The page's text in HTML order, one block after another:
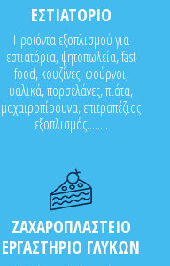
ΕΣΤΙΑΤΟΡΙΟ
Προϊόντα εξοπλισμού για
εστιατόρια, ψητοπωλεία, fast
food, κουζίνες, φούρνοι,
υαλικά, πορσελάνες, πιάτα,
μαχαιροπίρουνα, επιτραπέζιος
εξοπλισμός........
ΖΑΧΑΡΟΠΛΑΣΤΕΙΟ
ΕΡΓΑΣΤΗΡΙΟ ΓΛΥΚΩΝ